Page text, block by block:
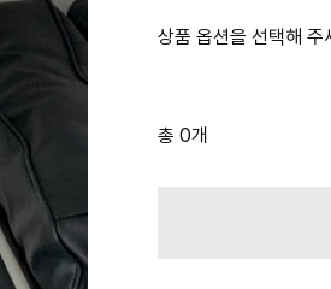
상품 옵션을 선택해 주
총 0개